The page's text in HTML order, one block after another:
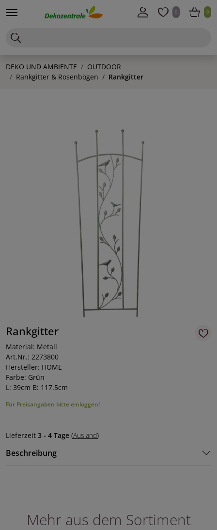
0 0
DEKO UND AMBIENTE
OUTDOOR
Rankgitter & Rosenbögen
Rankgitter
Rankgitter
Material: Metall
Art.Nr.: 2273800
Hersteller: HOME
Farbe: Grün
L: 39cm B: 117.5cm
Für Preisangaben bitte einloggen!
Lieferzeit 3 - 4 Tage (Ausland)
Beschreibung
Mehr aus dem Sortiment